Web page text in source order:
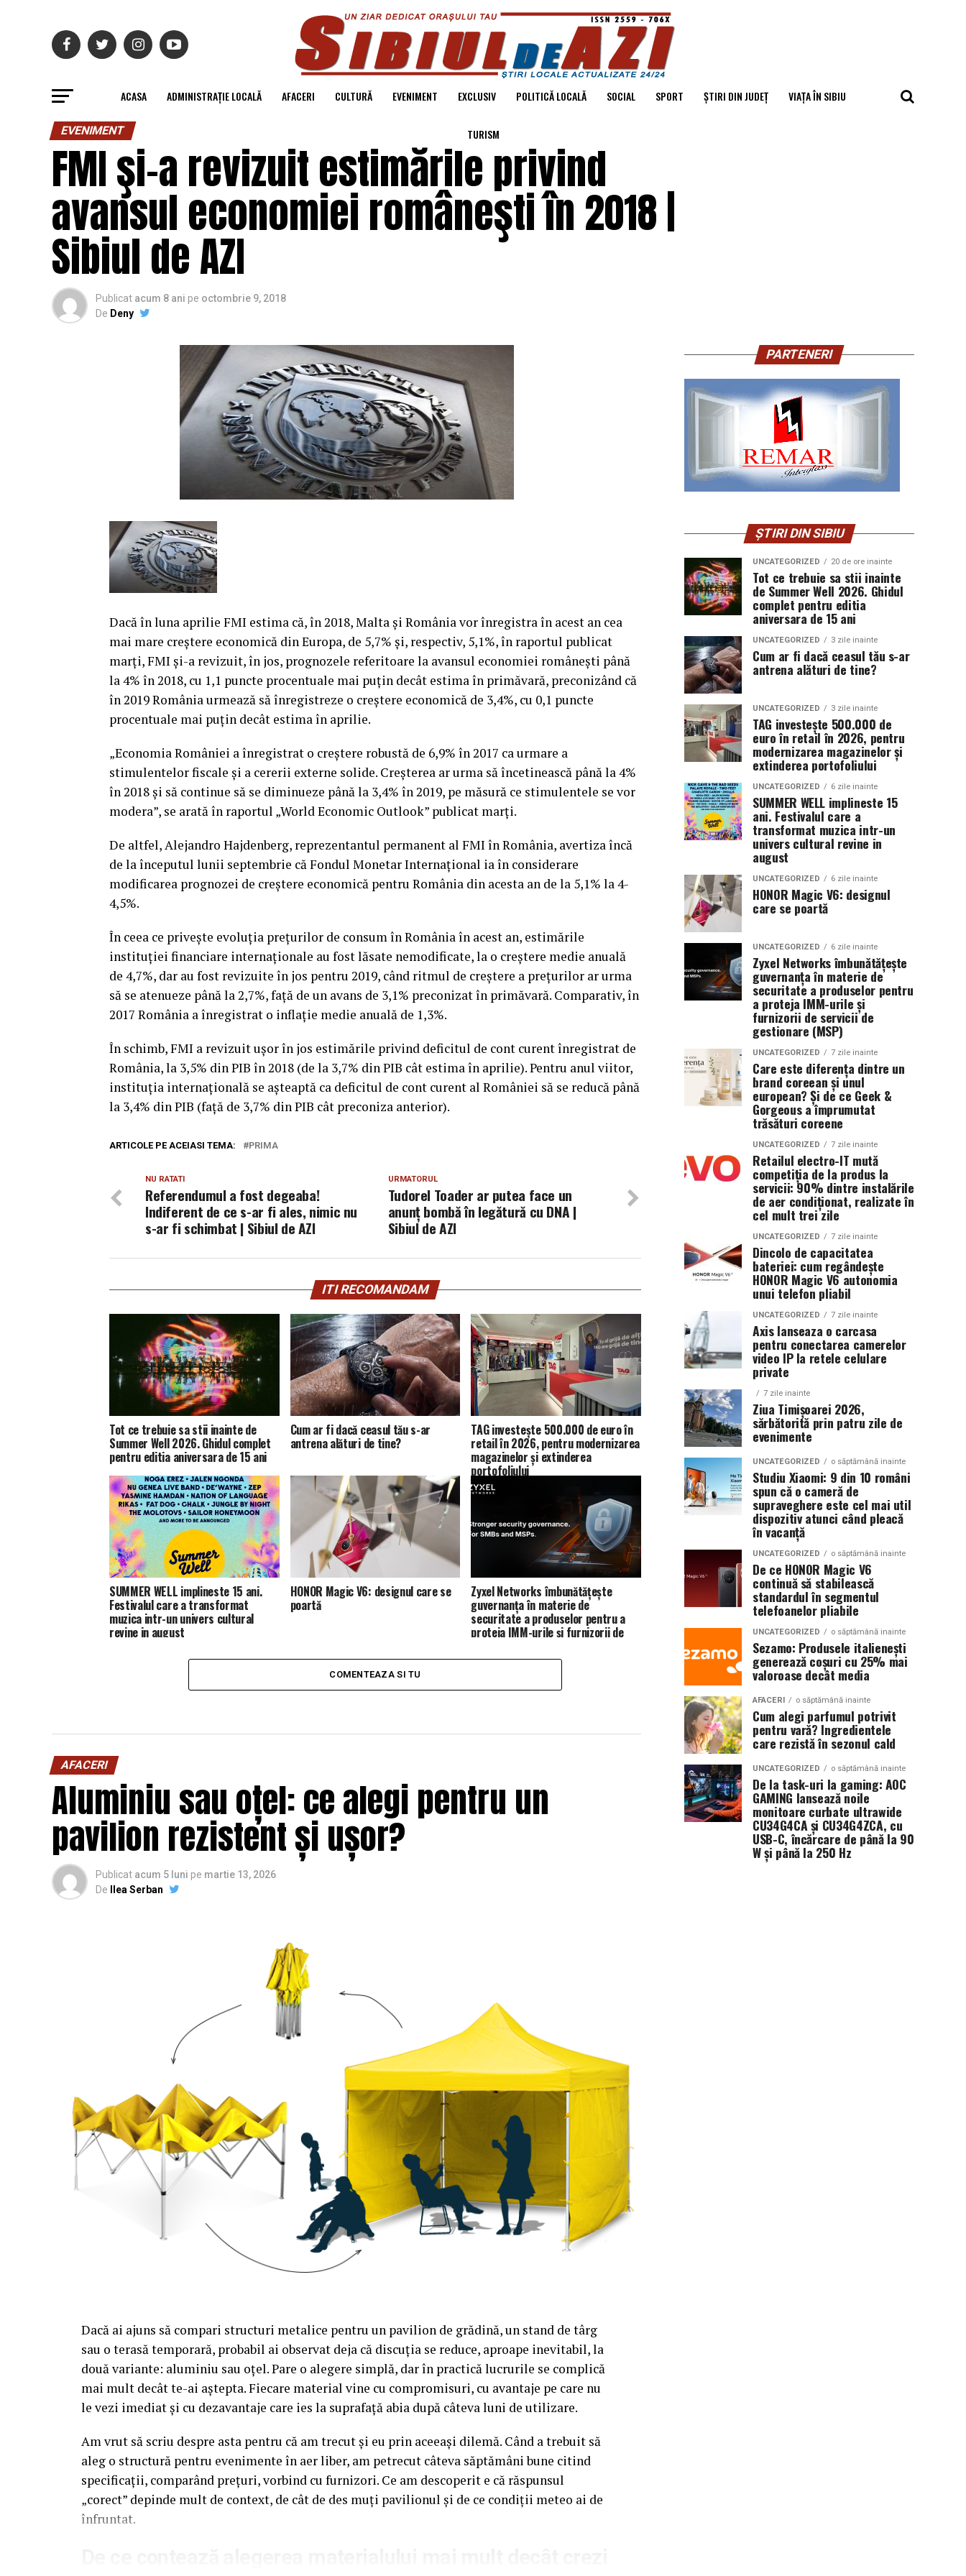
ACASA ADMINISTRAȚIE LOCALĂ AFACERI CULTURĂ EVENIMENT EXCLUSIV POLITICĂ LOCALĂ SOCIAL SPORT ȘTIRI DIN JUDEȚ VIAȚA ÎN SIBIU
TURISM
EVENIMENT
FMI şi-a revizuit estimările privind
avansul economiei româneşti în 2018 |
Sibiul de AZI
Publicat acum 8 ani pe octombrie 9, 2018
De Deny
Dacă în luna aprilie FMI estima că, în 2018, Malta şi România vor înregistra în acest an cea
mai mare creştere economică din Europa, de 5,7% şi, respectiv, 5,1%, în raportul publicat
marţi, FMI şi-a revizuit, în jos, prognozele referitoare la avansul economiei româneşti până
la 4% în 2018, cu 1,1 puncte procentuale mai puţin decât estima în primăvară, preconizând că
în 2019 România urmează să înregistreze o creştere economică de 3,4%, cu 0,1 puncte
procentuale mai puţin decât estima în aprilie.
„Economia României a înregistrat o creştere robustă de 6,9% în 2017 ca urmare a
stimulentelor fiscale şi a cererii externe solide. Creşterea ar urma să încetinească până la 4%
în 2018 şi să continue să se diminueze până la 3,4% în 2019, pe măsură ce stimulentele se vor
modera”, se arată în raportul „World Economic Outlook” publicat marţi.
De altfel, Alejandro Hajdenberg, reprezentantul permanent al FMI în România, avertiza încă
de la începutul lunii septembrie că Fondul Monetar Internaţional ia în considerare
modificarea prognozei de creştere economică pentru România din acesta an de la 5,1% la 4-
4,5%.
În ceea ce priveşte evoluţia preţurilor de consum în România în acest an, estimările
instituţiei financiare internaţionale au fost lăsate nemodificate, la o creştere medie anuală
de 4,7%, dar au fost revizuite în jos pentru 2019, când ritmul de creştere a preţurilor ar urma
să se atenueze până la 2,7%, faţă de un avans de 3,1% preconizat în primăvară. Comparativ, în
2017 România a înregistrat o inflaţie medie anuală de 1,3%.
În schimb, FMI a revizuit uşor în jos estimările privind deficitul de cont curent înregistrat de
România, la 3,5% din PIB în 2018 (de la 3,7% din PIB cât estima în aprilie). Pentru anul viitor,
instituţia internaţională se aşteaptă ca deficitul de cont curent al României să se reducă până
la 3,4% din PIB (faţă de 3,7% din PIB cât preconiza anterior).
ARTICOLE PE ACEIASI TEMA: PRIMA
URMATORUL
Tudorel Toader ar putea face un
anunț bombă în legătură cu DNA |
Sibiul de AZI
NU RATATI
Referendumul a fost degeaba!
Indiferent de ce s-ar fi ales, nimic nu
s-ar fi schimbat | Sibiul de AZI
ITI RECOMANDAM
Tot ce trebuie sa stii inainte de
Summer Well 2026. Ghidul complet
pentru editia aniversara de 15 ani
Cum ar fi dacă ceasul tău s-ar
antrena alături de tine?
TAG investește 500.000 de euro în
retail în 2026, pentru modernizarea
magazinelor și extinderea
portofoliului
SUMMER WELL implineste 15 ani.
Festivalul care a transformat
muzica intr-un univers cultural
revine in august
HONOR Magic V6: designul care se
poartă
Zyxel Networks îmbunătățește
guvernanța în materie de
securitate a produselor pentru a
proteja IMM-urile și furnizorii de
COMENTEAZA SI TU
AFACERI
Aluminiu sau oțel: ce alegi pentru un
pavilion rezistent și ușor?
Publicat acum 5 luni pe martie 13, 2026
De
Ilea Serban
Dacă ai ajuns să compari structuri metalice pentru un pavilion de grădină, un stand de târg
sau o terasă temporară, probabil ai observat deja că discuția se reduce, aproape inevitabil, la
două variante: aluminiu sau oțel. Pare o alegere simplă, dar în practică lucrurile se complică
mai mult decât te-ai aștepta. Fiecare material vine cu compromisuri, cu avantaje pe care nu
le vezi imediat și cu dezavantaje care ies la suprafață abia după câteva luni de utilizare.
Am vrut să scriu despre asta pentru că am trecut și eu prin aceeași dilemă. Când a trebuit să
aleg o structură pentru evenimente în aer liber, am petrecut câteva săptămâni bune citind
specificații, comparând prețuri, vorbind cu furnizori. Ce am descoperit e că răspunsul
„corect” depinde mult de context, de cât de des muți pavilionul și de ce condiții meteo ai de
înfruntat.
PARTENERI
ȘTIRI DIN SIBIU
UNCATEGORIZED 20 de ore inainte
Tot ce trebuie sa stii inainte
de Summer Well 2026. Ghidul
complet pentru editia
aniversara de 15 ani
UNCATEGORIZED 3 zile inainte
Cum ar fi dacă ceasul tău s-ar
antrena alături de tine?
UNCATEGORIZED 3 zile inainte
TAG investește 500.000 de
euro în retail în 2026, pentru
modernizarea magazinelor și
extinderea portofoliului
UNCATEGORIZED 6 zile inainte
SUMMER WELL implineste 15
ani. Festivalul care a
transformat muzica intr-un
univers cultural revine in
august
UNCATEGORIZED 6 zile inainte
HONOR Magic V6: designul
care se poartă
UNCATEGORIZED 6 zile inainte
Zyxel Networks îmbunătățește
guvernanța în materie de
securitate a produselor pentru
a proteja IMM-urile și
furnizorii de servicii de
gestionare (MSP)
UNCATEGORIZED 7 zile inainte
Care este diferența dintre un
brand coreean și unul
european? Și de ce Geek &
Gorgeous a împrumutat
trăsături coreene
UNCATEGORIZED 7 zile inainte
Retailul electro-IT mută
competiția de la produs la
servicii: 90% dintre instalările
de aer condiționat, realizate în
cel mult trei zile
UNCATEGORIZED 7 zile inainte
Dincolo de capacitatea
bateriei: cum regândește
HONOR Magic V6 autonomia
unui telefon pliabil
UNCATEGORIZED 7 zile inainte
Axis lanseaza o carcasa
pentru conectarea camerelor
video IP la retele celulare
private
7 zile inainte
Ziua Timișoarei 2026,
sărbătorită prin patru zile de
evenimente
UNCATEGORIZED o săptămână inainte
Studiu Xiaomi: 9 din 10 români
spun că o cameră de
supraveghere este cel mai util
dispozitiv atunci când pleacă
în vacanță
UNCATEGORIZED o săptămână inainte
De ce HONOR Magic V6
continuă să stabilească
standardul în segmentul
telefoanelor pliabile
UNCATEGORIZED o săptămână inainte
Sezamo: Produsele italienești
generează coșuri cu 25% mai
valoroase decât media
AFACERI o săptămână inainte
Cum alegi parfumul potrivit
pentru vară? Ingredientele
care rezistă în sezonul cald
UNCATEGORIZED o săptămână inainte
De la task-uri la gaming: AOC
GAMING lansează noile
monitoare curbate ultrawide
CU34G4CA și CU34G4ZCA, cu
USB-C, încărcare de până la 90
W și până la 250 Hz